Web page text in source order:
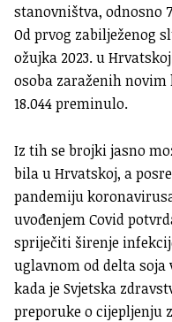
stanovništva, odnosno
Od prvog zabilježenog
ožujka 2023. u
osoba zaraženih
18.044 preminulo.
Iz tih se brojki jasno
bila u Hrvatskoj, a
pandemiju
uvođenjem Covid
spriječiti širenje
uglavnom od delta
kada je Svjetska
preporuke o cijepljenju